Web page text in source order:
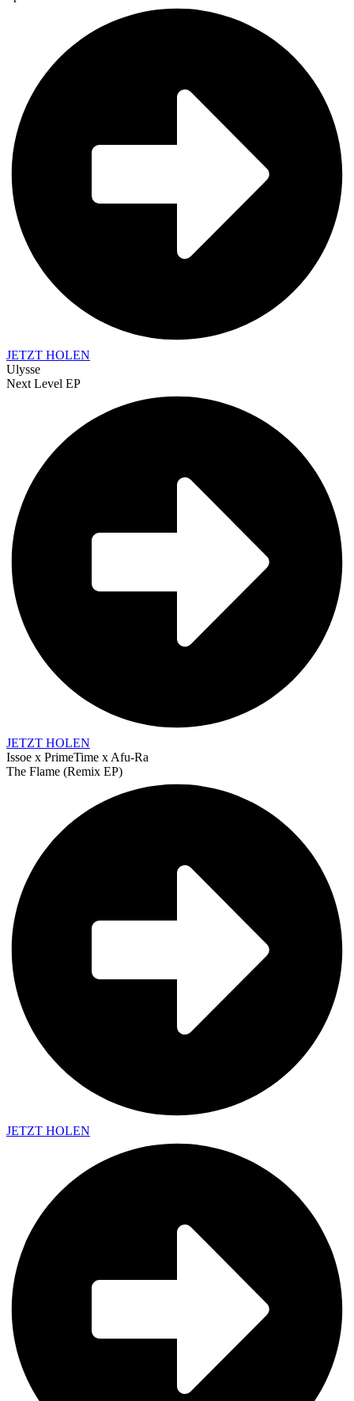
JETZT HOLEN
Ulysse
Next Level EP
JETZT HOLEN
Issoe x PrimeTime x Afu-Ra
The Flame (Remix EP)
JETZT HOLEN